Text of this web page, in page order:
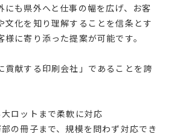
にも県外へと仕事の幅を広げ、お客
文化を知り理解することを信条とす
に寄り添った提案が可能です。
貢献する印刷会社」であることを誇
ロットまで柔軟に対応
の冊子まで、規模を問わず対応でき